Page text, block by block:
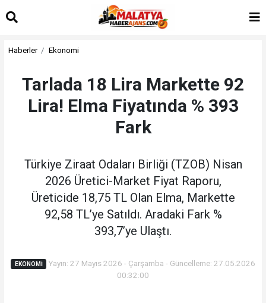
Haberler Ekonomi
Tarlada 18 Lira Markette 92
Lira! Elma Fiyatında % 393
Fark
Türkiye Ziraat Odaları Birliği (TZOB) Nisan
2026 Üretici-Market Fiyat Raporu,
Üreticide 18,75 TL Olan Elma, Markette
92,58 TL’ye Satıldı. Aradaki Fark %
393,7’ye Ulaştı.
EKONOMI
Yayın: 27 Mayıs 2026 - Çarşamba - Güncelleme: 27.05.2026
00:32:00